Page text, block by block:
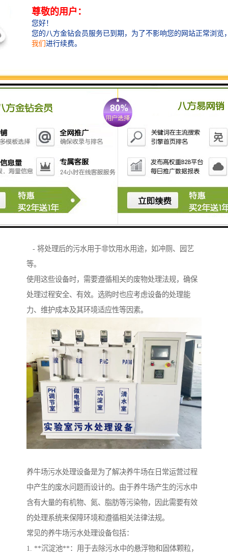
- **格栅**：用于去除大颗粒杂物和固体废物，防止后
续设备的堵塞。
- **沉淀池**：通过自然沉降去除污水中的沉淀物。
消毒，去除有机物。
- **生物反应器**：利用微生物降解污水中的有机污染
物，可以是好氧或厌氧生物处理。
4. **膜分离技术**：
- **超滤膜**和**纳滤膜**等，通过膜的选择性使污水
中的细菌和药物成分被有效去除。
5. **污水消毒设备**：
- 采用紫外线消毒或者化学消毒剂进行进一步处理，确
- 将处理后的污水用于非饮用水用途，如冲厕、园艺
等。
使用这些设备时，需要遵循相关的废物处理法规，确保
处理过程安全、有效。选购时也应考虑设备的处理能
力、维护成本及其环境适应性等因素。
养牛场污水处理设备是为了解决养牛场在日常运营过程
中产生的废水问题而设计的。由于养牛场产生的污水中
含有大量的有机物、氮、脂肪等污染物，因此需要有效
的处理系统来保障环境和遵循相关法律法规。
常见的养牛场污水处理设备包括：
1. **沉淀池**：用于去除污水中的悬浮物和固体颗粒，